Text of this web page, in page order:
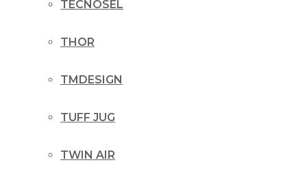
TECNOSEL
THOR
TMDESIGN
TUFF JUG
TWIN AIR